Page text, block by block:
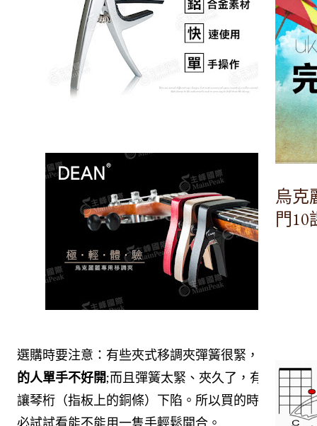
選購時要注意：有些夾式移調夾彈簧很緊，
的人單手不好開;而且彈簧太緊、夾久了，有可能
讓琴桁（指板上的銅條）下陷。所以買的時候，務
必試試看能不能用一隻手輕鬆開合。
烏克
門10